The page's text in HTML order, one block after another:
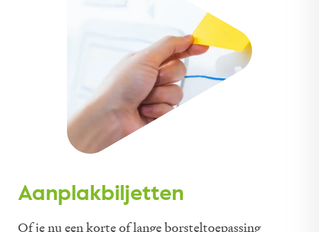
Aanplakbiljetten
Of je nu een korte of lange borsteltoepassing